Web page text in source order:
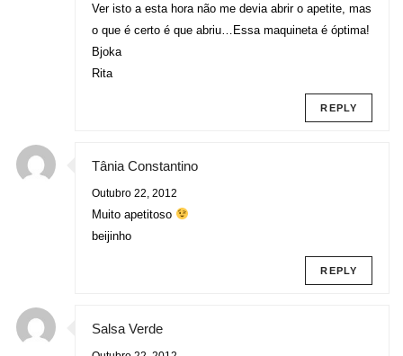
Ver isto a esta hora não me devia abrir o apetite, mas
o que é certo é que abriu…Essa maquineta é óptima!
Bjoka
Rita
REPLY
Tânia Constantino
Outubro 22, 2012
Muito apetitoso
beijinho
REPLY
Salsa Verde